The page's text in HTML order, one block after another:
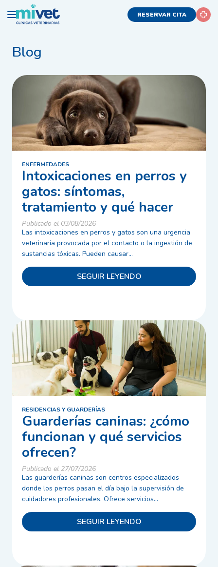
RESERVAR CITA
Blog
ENFERMEDADES
Intoxicaciones en perros y
gatos: síntomas,
tratamiento y qué hacer
Publicado el 03/08/2026
Las intoxicaciones en perros y gatos son una urgencia
veterinaria provocada por el contacto o la ingestión de
sustancias tóxicas. Pueden causar...
SEGUIR LEYENDO
RESIDENCIAS Y GUARDERÍAS
Guarderías caninas: ¿cómo
funcionan y qué servicios
ofrecen?
Publicado el 27/07/2026
Las guarderías caninas son centros especializados
donde los perros pasan el día bajo la supervisión de
cuidadores profesionales. Ofrece servicios...
SEGUIR LEYENDO